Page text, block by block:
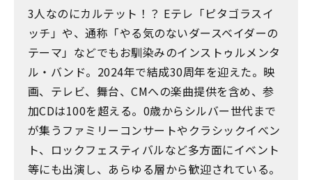
3人なのにカルテット！？ Eテレ「ピタゴラスイ
ッチ」や、通称「やる気のないダースベイダーの
テーマ」などでもお馴染みのインストゥルメンタ
ル・バンド。2024年で結成30周年を迎えた。映
画、テレビ、舞台、CMへの楽曲提供を含め、参
加CDは100を超える。0歳からシルバー世代まで
が集うファミリーコンサートやクラシックイべン
ト、ロックフェスティバルなど多方面にイベント
等にも出演し、あらゆる層から歓迎されている。